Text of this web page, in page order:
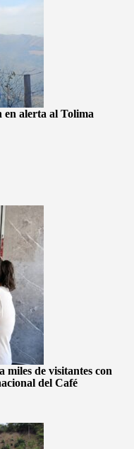
en alerta al Tolima
de visitantes con
del Café